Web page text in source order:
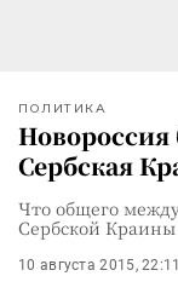
ПОЛИТИКА
Новороссия
Сербская
Что общего
Сербской Краины
10 августа 2015, 22:11